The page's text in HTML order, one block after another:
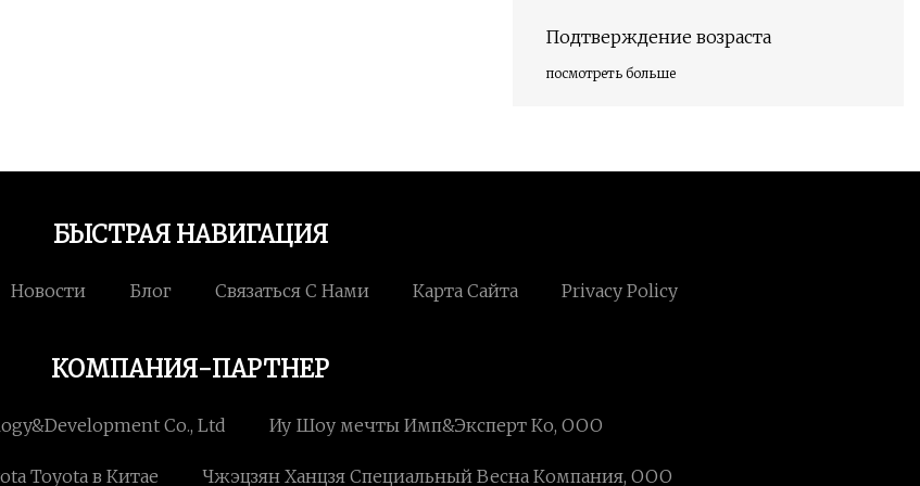
Подтверждение возраста
посмотреть больше
БЫСТРАЯ НАВИГАЦИЯ
Новости Блог Связаться С Нами Карта Сайта Privacy Policy
КОМПАНИЯ-ПАРТНЕР
Co., Ltd Иу Шоу мечты Имп&Эксперт Ко, ООО
Toyota в Китае Чжэцзян Ханцзя Специальный Весна Компания, ООО